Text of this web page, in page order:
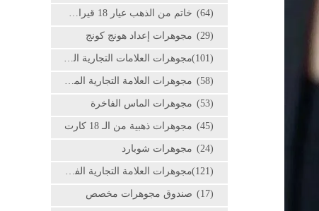
خاتم من الذهب عيار 18 قيراط مرصع بالألماس (64)
مجوهرات إعداد هونج كونج (29)
مجوهرات العلامات التجارية الراقية (101)
مجوهرات العلامة التجارية المخصصة (58)
مجوهرات الماس الفاخرة (53)
مجوهرات ذهبية من الـ 18 كارت (45)
مجوهرات شوبارد (24)
مجوهرات العلامة التجارية الفاخرة (121)
صندوق مجوهرات مخصص (17)